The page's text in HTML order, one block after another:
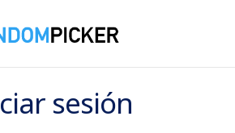
sesión